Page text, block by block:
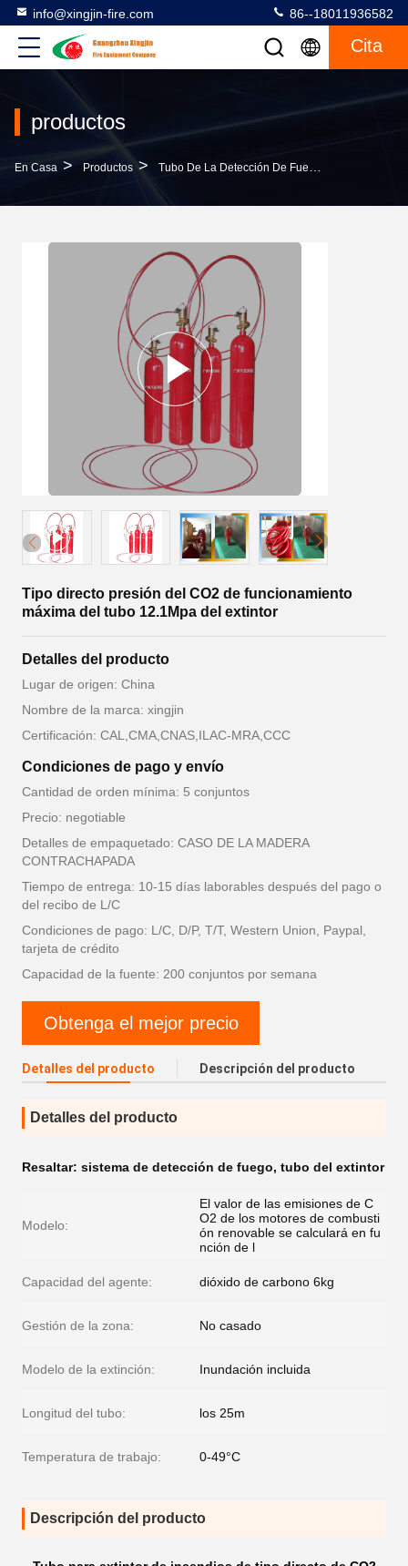
info@xingjin-fire.com 86--18011936582
Cita
productos
En Casa > Productos > Tubo De La Detección De Fuego
Tipo directo presión del CO2 de funcionamiento
máxima del tubo 12.1Mpa del extintor
Detalles del producto
Lugar de origen: China
Nombre de la marca: xingjin
Certificación: CAL,CMA,CNAS,ILAC-MRA,CCC
Condiciones de pago y envío
Cantidad de orden mínima: 5 conjuntos
Precio: negotiable
Detalles de empaquetado: CASO DE LA MADERA
CONTRACHAPADA
Tiempo de entrega: 10-15 días laborables después del pago o
del recibo de L/C
Condiciones de pago: L/C, D/P, T/T, Western Union, Paypal,
tarjeta de crédito
Capacidad de la fuente: 200 conjuntos por semana
Obtenga el mejor precio
Detalles del producto Descripción del producto
Detalles del producto
Resaltar: sistema de detección de fuego, tubo del extintor
Modelo:
El valor de las emisiones de C
O2 de los motores de combusti
ón renovable se calculará en fu
nción de l
Capacidad del agente: dióxido de carbono 6kg
Gestión de la zona: No casado
Modelo de la extinción: Inundación incluida
Longitud del tubo: los 25m
Temperatura de trabajo: 0-49°C
Descripción del producto